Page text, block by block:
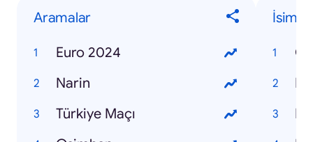
Aramalar
Euro 2024
Narin
Türkiye Maçı
İsimler